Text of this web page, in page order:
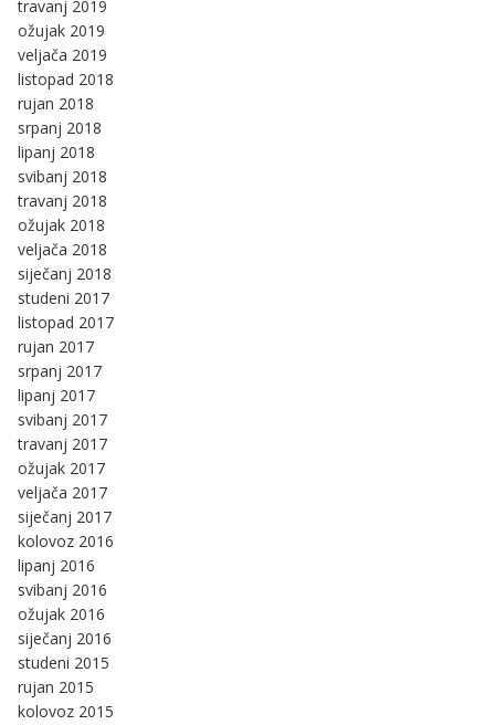
travanj 2019
ožujak 2019
veljača 2019
listopad 2018
rujan 2018
srpanj 2018
lipanj 2018
svibanj 2018
travanj 2018
ožujak 2018
veljača 2018
siječanj 2018
studeni 2017
listopad 2017
rujan 2017
srpanj 2017
lipanj 2017
svibanj 2017
travanj 2017
ožujak 2017
veljača 2017
siječanj 2017
kolovoz 2016
lipanj 2016
svibanj 2016
ožujak 2016
siječanj 2016
studeni 2015
rujan 2015
kolovoz 2015